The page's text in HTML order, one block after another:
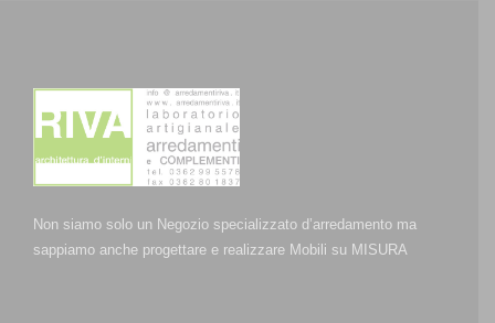
Non siamo solo un Negozio specializzato d’arredamento ma
sappiamo anche progettare e realizzare Mobili su MISURA